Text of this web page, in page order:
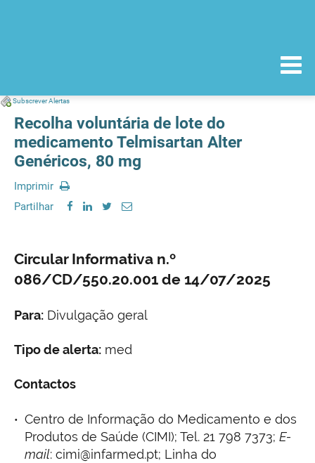
Subscrever Alertas
Recolha voluntária de lote do
medicamento Telmisartan Alter
Genéricos, 80 mg
Imprimir
Partilhar
Circular Informativa n.º
086/CD/550.20.001 de 14/07/2025
Para: Divulgação geral
Tipo de alerta: med
Contactos
Centro de Informação do Medicamento e dos
Produtos de Saúde (CIMI); Tel. 21 798 7373; E-
mail: cimi@infarmed.pt; Linha do